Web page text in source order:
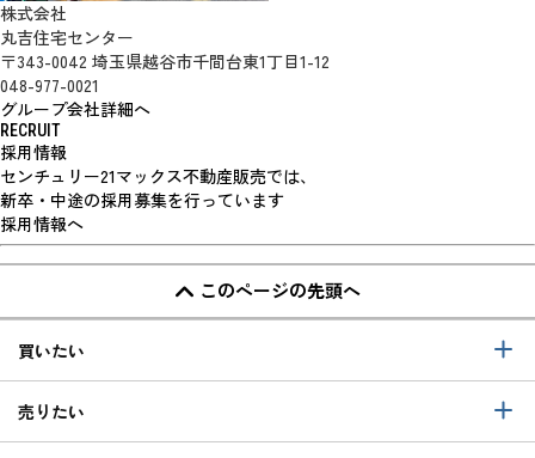
株式会社
丸吉住宅センター
〒343-0042 埼玉県越谷市千間台東1丁目1-12
048-977-0021
グループ会社詳細へ
RECRUIT
採用情報
センチュリー21マックス不動産販売では、
新卒・中途の採用募集を行っています
採用情報へ
このページの先頭へ
買いたい
売りたい